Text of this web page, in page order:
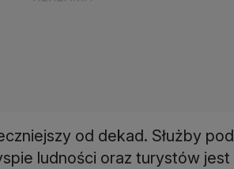
od dekad. Służby
ludności oraz turystów jest